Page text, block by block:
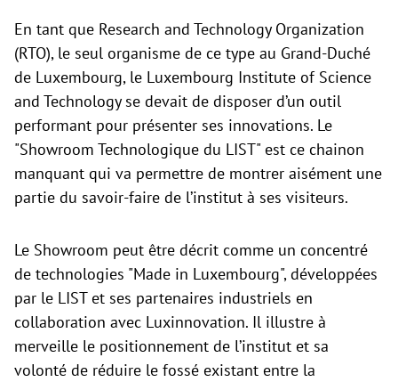
En tant que Research and Technology Organization
(RTO), le seul organisme de ce type au Grand-Duché
de Luxembourg, le Luxembourg Institute of Science
and Technology se devait de disposer d’un outil
performant pour présenter ses innovations. Le
"Showroom Technologique du LIST" est ce chainon
manquant qui va permettre de montrer aisément une
partie du savoir-faire de l’institut à ses visiteurs.
Le Showroom peut être décrit comme un concentré
de technologies "Made in Luxembourg", développées
par le LIST et ses partenaires industriels en
collaboration avec Luxinnovation. Il illustre à
merveille le positionnement de l’institut et sa
volonté de réduire le fossé existant entre la